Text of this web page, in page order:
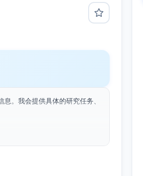
。我会提供具体的研究任务、